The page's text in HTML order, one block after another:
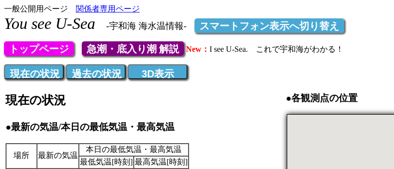
一般公開用ページ 関係者専用ページ
You see U-Sea -宇和海 海水温情報- スマートフォン表示へ切り替え
トップページ 急潮・底入り潮 解説 New： I see U-Sea. これで宇和海がわかる！
現在の状況 ●各観測点の位置
●最新の気温/本日の最低気温・最高気温
場所 最新の気温
本日の最低気温・最高気温
最低気温[時刻] 最高気温[時刻]